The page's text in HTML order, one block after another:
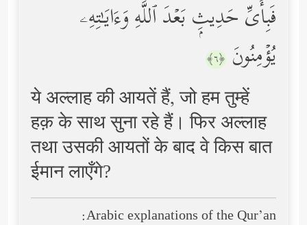
فَبِأَیِّ حَدِیثِۭ بَعۡدَ ٱللَّهِ وَءَایَـٰتِهِۦ
یُؤۡمِنُونَ ﴿٦﴾
ये अल्लाह की आयतें हैं, जो हम तुम्हें
हक़ के साथ सुना रहे हैं। फिर अल्लाह
तथा उसकी आयतों के बाद वे किस बात
ईमान लाएँगे?
Arabic explanations of the Qur’an: